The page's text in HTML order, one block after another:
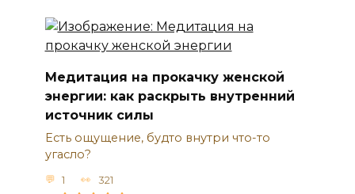
Медитация на прокачку женской
энергии: как раскрыть внутренний
источник силы
Есть ощущение, будто внутри что-то
угасло?
1 321